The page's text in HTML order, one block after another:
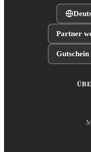
Partner
Gutschein